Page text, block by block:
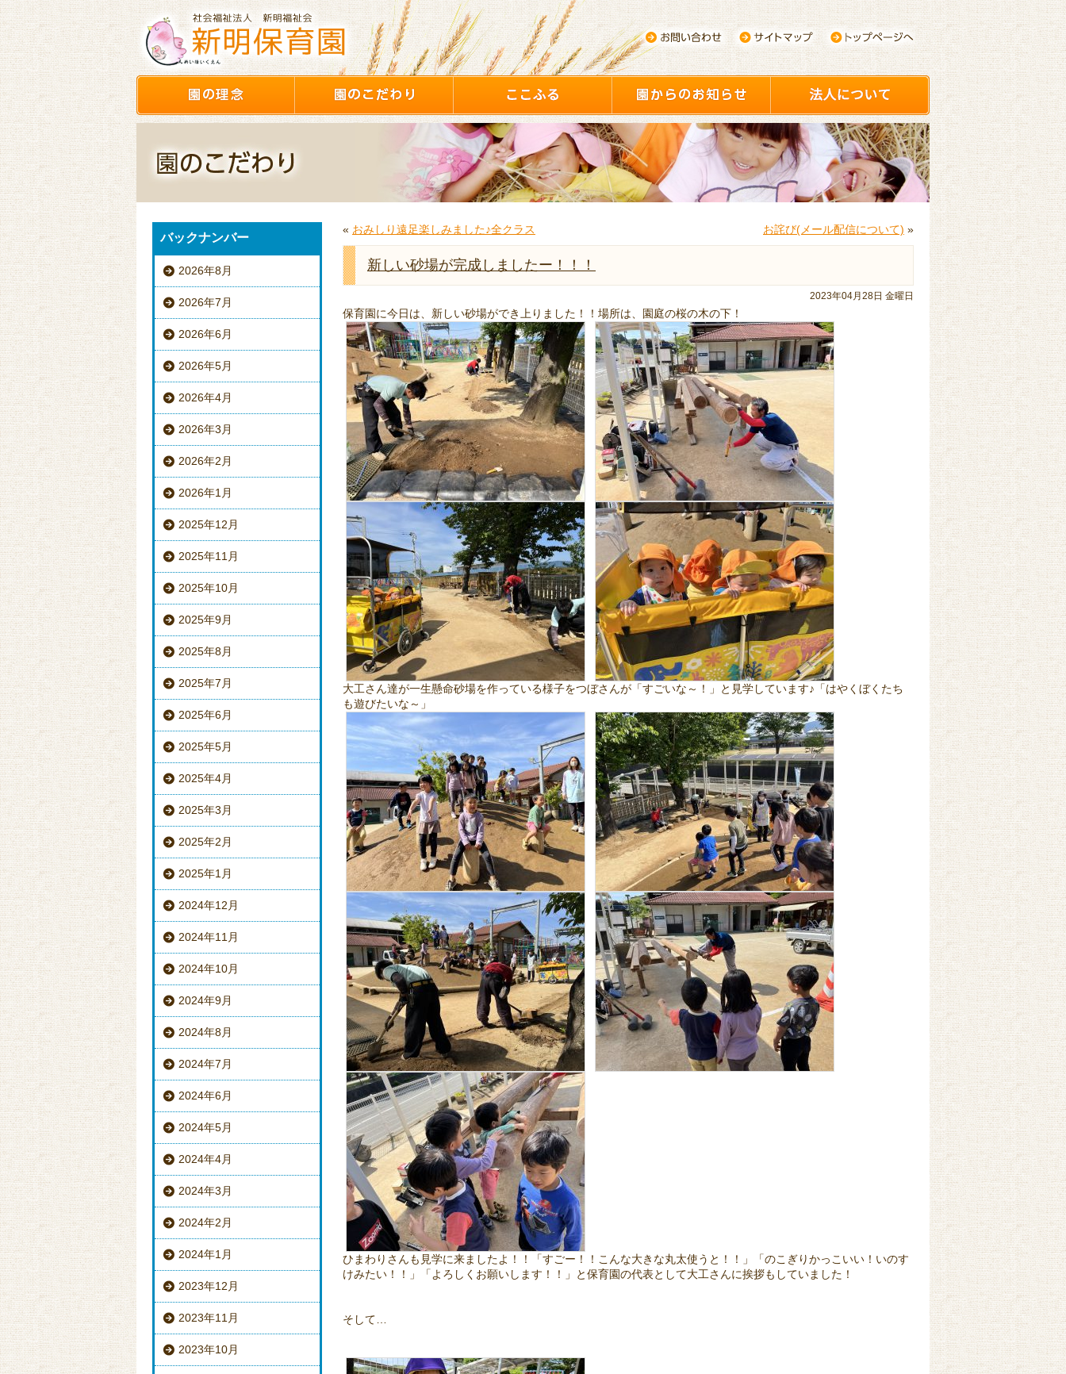
バックナンバー
2026年8月
2026年7月
2026年6月
2026年5月
2026年4月
2026年3月
2026年2月
2026年1月
2025年12月
2025年11月
2025年10月
2025年9月
2025年8月
2025年7月
2025年6月
2025年5月
2025年4月
2025年3月
2025年2月
2025年1月
2024年12月
2024年11月
2024年10月
2024年9月
2024年8月
2024年7月
2024年6月
2024年5月
2024年4月
2024年3月
2024年2月
2024年1月
2023年12月
2023年11月
2023年10月
« おみしり遠足楽しみました♪全クラス お詫び(メール配信について) »
新しい砂場が完成しましたー！！！
2023年04月28日 金曜日
保育園に今日は、新しい砂場ができ上りました！！場所は、園庭の桜の木の下！
大工さん達が一生懸命砂場を作っている様子をつぼさんが「すごいな～！」と見学しています♪「はやくぼくたち
も遊びたいな～」
ひまわりさんも見学に来ましたよ！！「すごー！！こんな大きな丸太使うと！！」「のこぎりかっこいい！いのす
けみたい！！」「よろしくお願いします！！」と保育園の代表として大工さんに挨拶もしていました！
そして…